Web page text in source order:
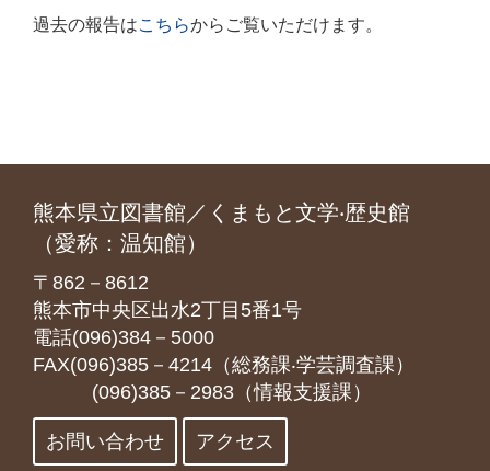
過去の報告はこちらからご覧いただけます。
熊本県立図書館／くまもと文学‧歴史館
（愛称：温知館）
〒862－8612
熊本市中央区出水2丁目5番1号
電話(096)384－5000
FAX(096)385－4214（総務課‧学芸調査課）
(096)385－2983（情報支援課）
お問い合わせ アクセス